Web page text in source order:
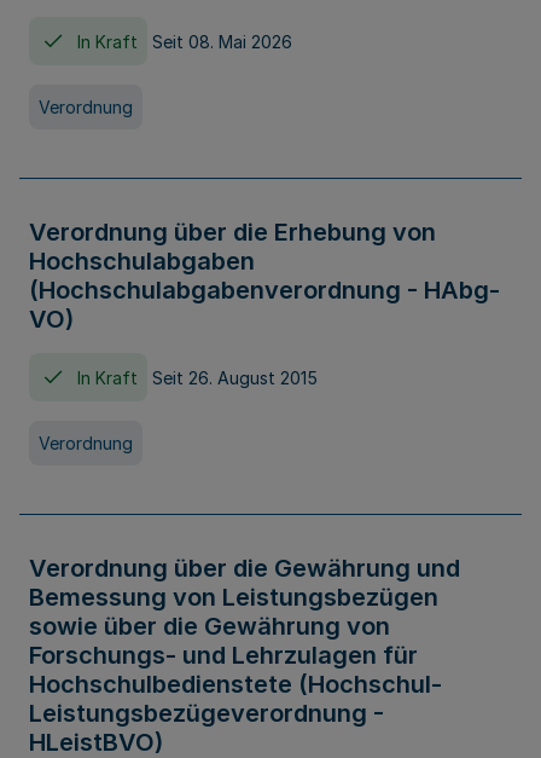
In Kraft Seit 08. Mai 2026
Verordnung
Verordnung über die Erhebung von
Hochschulabgaben
(Hochschulabgabenverordnung - HAbg-
VO)
In Kraft Seit 26. August 2015
Verordnung
Verordnung über die Gewährung und
Bemessung von Leistungsbezügen
sowie über die Gewährung von
Forschungs- und Lehrzulagen für
Hochschulbedienstete (Hochschul-
Leistungsbezügeverordnung -
HLeistBVO)